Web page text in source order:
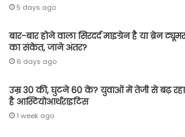
5 days ago
बार-बार होने वाला सिरदर्द माइग्रेन है या ब्रेन ट्यूमर
का संकेत, जाने अंतर?
6 days ago
उम्र 30 की, घुटने 60 के? युवाओं में तेजी से बढ़ रहा
है आस्टियोआर्थराइटिस
1 week ago